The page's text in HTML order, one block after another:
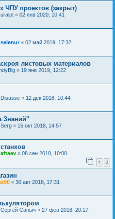
ЧПУ проектов (закрыт)
uralpt « 02 янв 2020, 10:41
selenur« 02 май 2019, 17:32
листовых материалов
« 19 янв 2019, 12:22
Disasse « 12 дек 2018, 10:44
Знаний"
Serg « 15 окт 2018, 14:57
aftaev « 08 сен 2018, 10:00
1 2
« 30 авг 2018, 17:31
Сергей Саныч « 27 фев 2018, 20:17